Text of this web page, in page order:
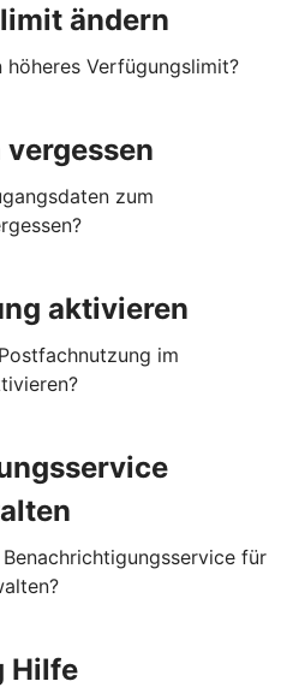
ändern
höheres Verfügungslimit?
zum
aktivieren
im
für
Hilfe